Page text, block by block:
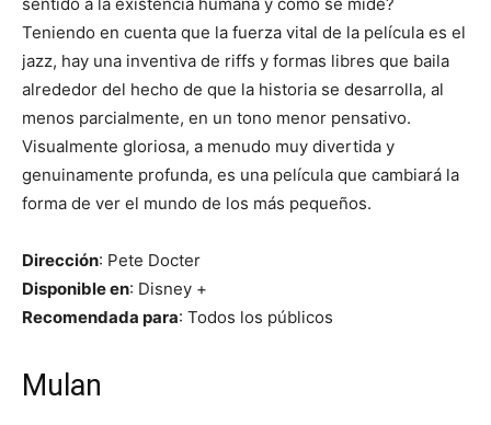
Teniendo en cuenta que la fuerza vital de la película es el
jazz, hay una inventiva de riffs y formas libres que baila
alrededor del hecho de que la historia se desarrolla, al
menos parcialmente, en un tono menor pensativo.
Visualmente gloriosa, a menudo muy divertida y
genuinamente profunda, es una película que cambiará la
forma de ver el mundo de los más pequeños.
Dirección: Pete Docter
Disponible en: Disney +
Recomendada para: Todos los públicos
Mulan